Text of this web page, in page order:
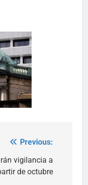
Previous:
vigilancia a
de octubre